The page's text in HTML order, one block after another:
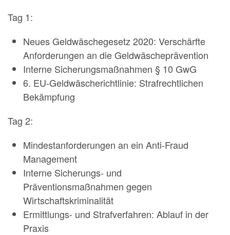
Tag 1:
Neues Geldwäschegesetz 2020: Verschärfte
Anforderungen an die Geldwäscheprävention
Interne Sicherungsmaßnahmen § 10 GwG
6. EU-Geldwäscherichtlinie: Strafrechtlichen
Bekämpfung
Tag 2:
Mindestanforderungen an ein Anti-Fraud
Management
Interne Sicherungs- und
Präventionsmaßnahmen gegen
Wirtschaftskriminalität
Ermittlungs- und Strafverfahren: Ablauf in der
Praxis